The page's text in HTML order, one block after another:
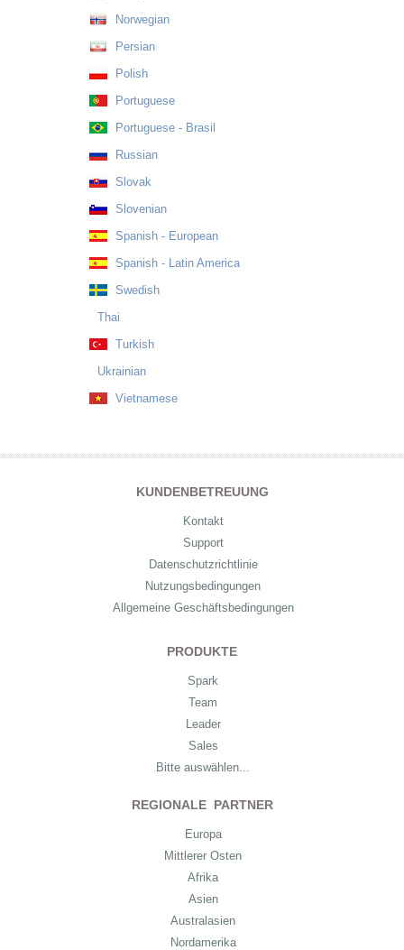
Norwegian
Persian
Polish
Portuguese
Portuguese - Brasil
Russian
Slovak
Slovenian
Spanish - European
Spanish - Latin America
Swedish
Thai
Turkish
Ukrainian
Vietnamese
KUNDENBETREUUNG
Kontakt
Support
Datenschutzrichtlinie
Nutzungsbedingungen
Allgemeine Geschäftsbedingungen
PRODUKTE
Spark
Team
Leader
Sales
Bitte auswählen...
REGIONALE PARTNER
Europa
Mittlerer Osten
Afrika
Asien
Australasien
Nordamerika